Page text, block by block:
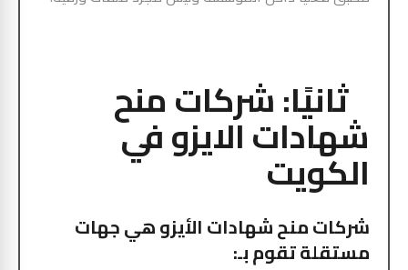
ثانيًا: شركات منح
شهادات الايزو في
الكويت
شركات منح شهادات الأيزو هي جهات
مستقلة تقوم بـ: